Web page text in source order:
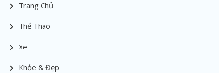
Trang Chủ
Thể Thao
Xe
Khỏe & Đẹp